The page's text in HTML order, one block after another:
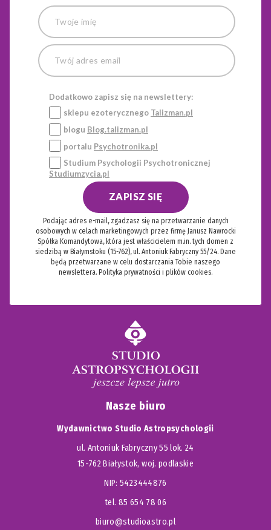
Dodatkowo zapisz się na newslettery:
sklepu ezoterycznego Talizman.pl
blogu Blog.talizman.pl
portalu Psychotronika.pl
Studium Psychologii Psychotronicznej
Studiumzycia.pl
ZAPISZ SIĘ
Podając adres e-mail, zgadzasz się na przetwarzanie danych
osobowych w celach marketingowych przez firmę Janusz Nawrocki
Spółka Komandytowa, która jest właścicielem m.in. tych domen z
siedzibą w Białymstoku (15-762), ul. Antoniuk Fabryczny 55/24. Dane
będą przetwarzane w celu dostarczania Tobie naszego
newslettera. Polityka prywatności i plików cookies.
Nasze biuro
Wydawnictwo Studio Astropsychologii
ul. Antoniuk Fabryczny 55 lok. 24
15-762 Białystok, woj. podlaskie
NIP: 5423444876
tel. 85 654 78 06
biuro@studioastro.pl